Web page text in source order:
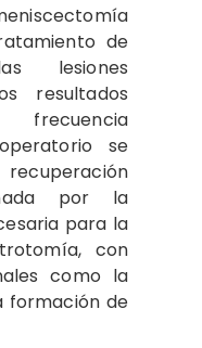
de
lesiones
resultados
se
por la
para la
con
como la
formación de